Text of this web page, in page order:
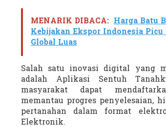
l
i
k
D
g
i
t
l
MENARIK DIBACA: Harga Batu
Kebijakan Ekspor Indonesia
Global Luas
Salah satu inovasi digital yang
adalah Aplikasi Sentuh
masyarakat dapat
memantau progres penyelesaian,
pertanahan dalam format
Elektronik.